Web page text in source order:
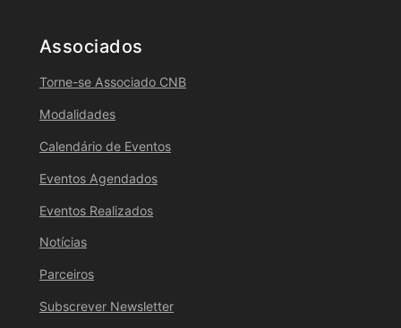
Associados
Torne-se Associado CNB
Modalidades
Calendário de Eventos
Eventos Agendados
Eventos Realizados
Notícias
Parceiros
Subscrever Newsletter